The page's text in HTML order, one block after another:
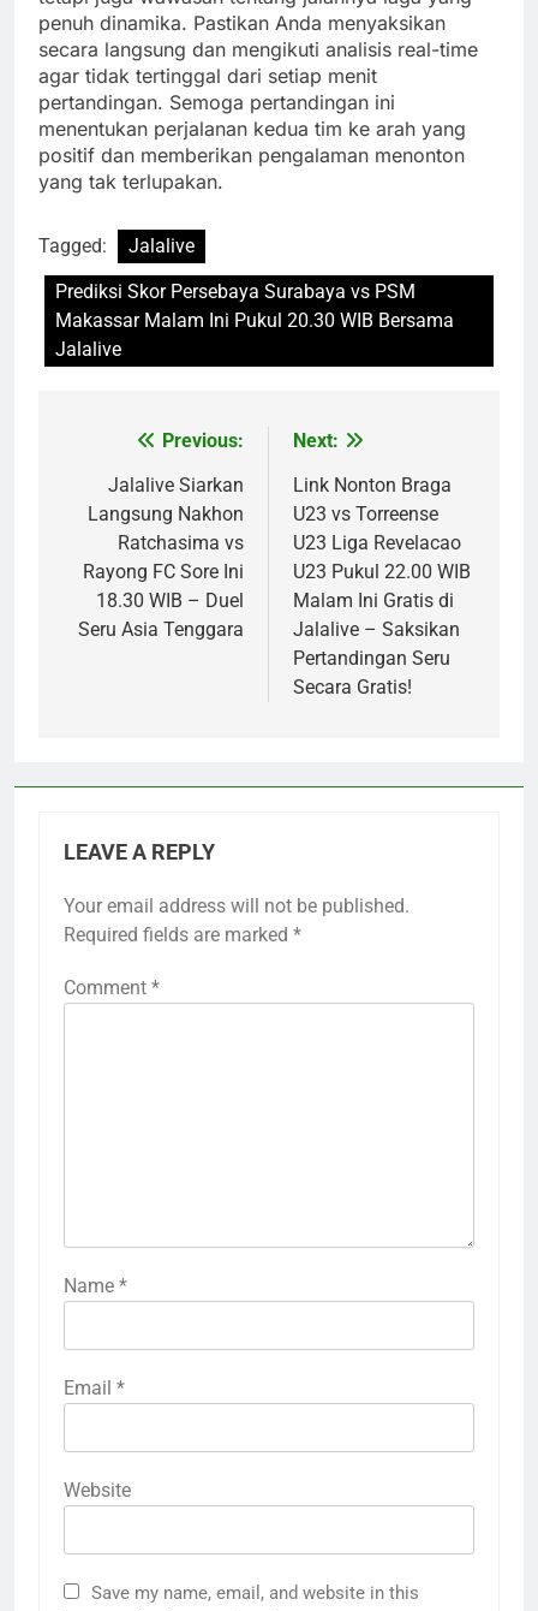
penuh dinamika. Pastikan Anda menyaksikan
secara langsung dan mengikuti analisis real-time
agar tidak tertinggal dari setiap menit
pertandingan. Semoga pertandingan ini
menentukan perjalanan kedua tim ke arah yang
positif dan memberikan pengalaman menonton
yang tak terlupakan.
Tagged:
Jalalive
Prediksi Skor Persebaya Surabaya vs PSM
Makassar Malam Ini Pukul 20.30 WIB Bersama
Jalalive
navigation
Previous:
Jalalive Siarkan
Langsung Nakhon
Ratchasima vs
Rayong FC Sore Ini
18.30 WIB – Duel
Seru Asia Tenggara
Next:
Link Nonton Braga
U23 vs Torreense
U23 Liga Revelacao
U23 Pukul 22.00 WIB
Malam Ini Gratis di
Jalalive – Saksikan
Pertandingan Seru
Secara Gratis!
LEAVE A REPLY
Your email address will not be published.
Required fields are marked *
Comment *
Name *
Email *
Website
Save my name, email, and website in this